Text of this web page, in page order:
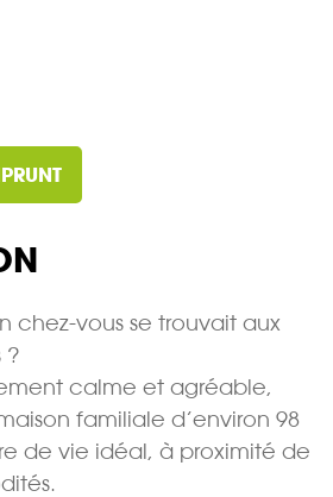
chez-vous se trouvait aux
?
calme et agréable,
familiale d’environ 98
de vie idéal, à proximité de